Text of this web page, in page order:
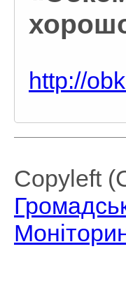
http://
Copyleft